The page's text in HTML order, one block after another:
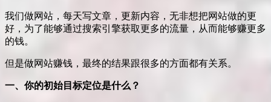
我们做网站，每天写文章，更新内容，无非想把网站做的更
好，为了能够通过搜索引擎获取更多的流量，从而能够赚更多
的钱。
但是做网站赚钱，最终的结果跟很多的方面都有关系。
一、你的初始目标定位是什么？